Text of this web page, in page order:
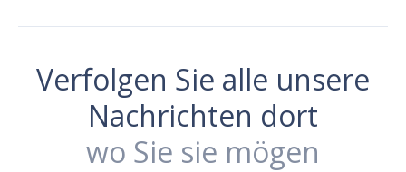
Verfolgen Sie alle unsere
Nachrichten dort
wo Sie sie mögen